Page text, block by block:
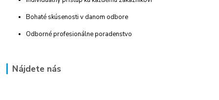
Bohaté skúsenosti v danom odbore
Odborné profesionálne poradenstvo
Nájdete nás